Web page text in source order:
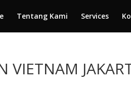
Tentang Kami Services
VIETNAM